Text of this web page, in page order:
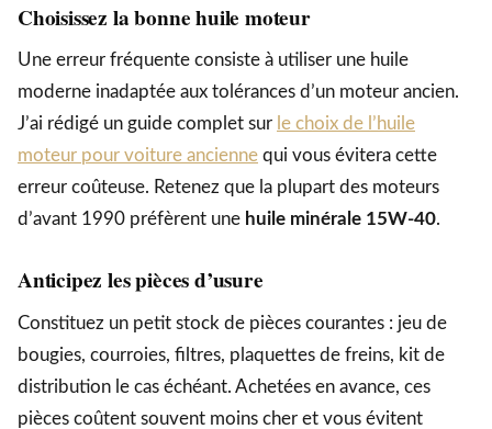
Choisissez la bonne huile moteur
Une erreur fréquente consiste à utiliser une huile
moderne inadaptée aux tolérances d’un moteur ancien.
J’ai rédigé un guide complet sur le choix de l’huile
moteur pour voiture ancienne qui vous évitera cette
erreur coûteuse. Retenez que la plupart des moteurs
d’avant 1990 préfèrent une huile minérale 15W-40.
Anticipez les pièces d’usure
Constituez un petit stock de pièces courantes : jeu de
bougies, courroies, filtres, plaquettes de freins, kit de
distribution le cas échéant. Achetées en avance, ces
pièces coûtent souvent moins cher et vous évitent